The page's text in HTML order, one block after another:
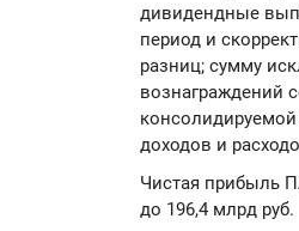
дивидендные
период и
разниц; сумму
вознаграждений
доходов и
Чистая прибыль
до 196,4 млрд руб.